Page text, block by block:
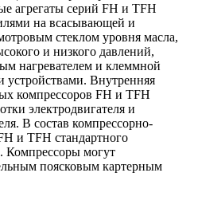
агрегаты серий FH и TFH
на всасывающей и
стеклом уровня масла,
и низкого давлений,
нагревателем и клеммной
устройствами. Внутренняя
компрессоров FH и TFH
электродвигателя и
В состав компрессорно-
и TFH стандартного
Компрессоры могут
поясковым картерным